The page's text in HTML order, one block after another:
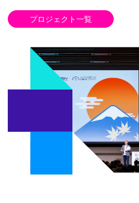
プロジェクト一覧